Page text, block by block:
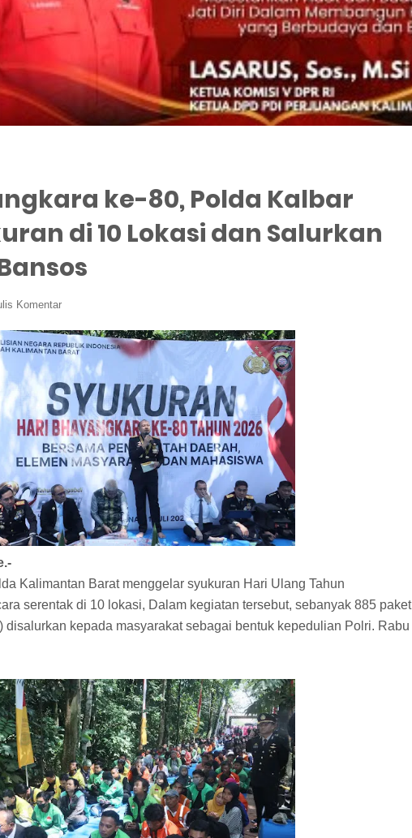
ke-80, Polda Kalbar
di 10 Lokasi dan Salurkan
Komentar
Kalimantan Barat menggelar syukuran Hari Ulang Tahun
serentak di 10 lokasi, Dalam kegiatan tersebut, sebanyak 885 paket
disalurkan kepada masyarakat sebagai bentuk kepedulian Polri. Rabu